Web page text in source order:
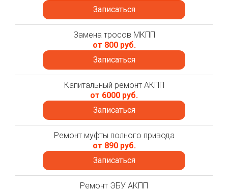
Записаться
Замена тросов МКПП
от 800 руб.
Записаться
Капитальный ремонт АКПП
от 6000 руб.
Записаться
Ремонт муфты полного привода
от 890 руб.
Записаться
Ремонт ЭБУ АКПП